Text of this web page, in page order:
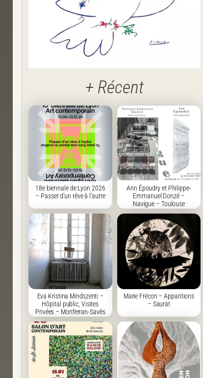
+ Récent
18e biennale de Lyon 2026
– Passer d’un rêve à l’autre
Ann Époudry et Philippe-
Emmanuel Donzé –
Navigue – Toulouse
Eva Kristina Mindszenti –
Hôpital public, Visites
Privées – Monferran-Savès
Marie Frécon – Apparitions
– Saurat